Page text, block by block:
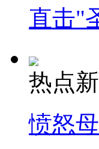
直击"
热点
愤怒